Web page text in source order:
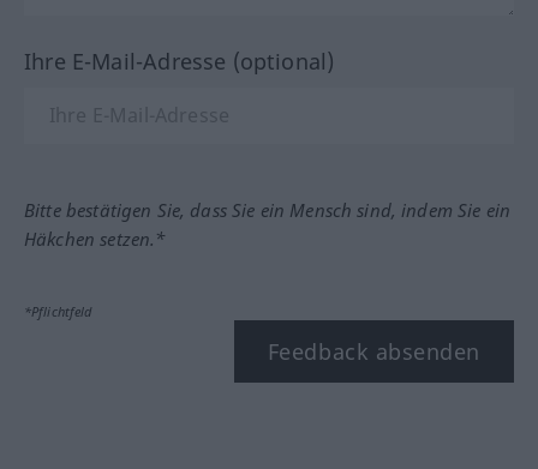
Ihre E-Mail-Adresse (optional)
Bitte bestätigen Sie, dass Sie ein Mensch sind, indem Sie ein
Häkchen setzen.*
*Pflichtfeld
Feedback absenden